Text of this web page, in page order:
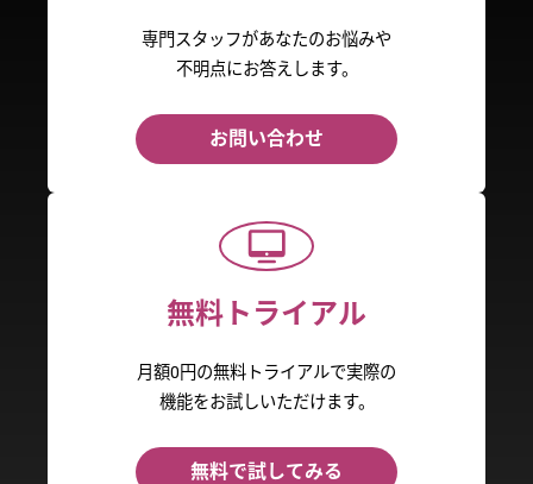
専門スタッフがあなたのお悩みや
不明点にお答えします。
お問い合わせ
無料トライアル
月額0円の無料トライアルで実際の
機能をお試しいただけます。
無料で試してみる